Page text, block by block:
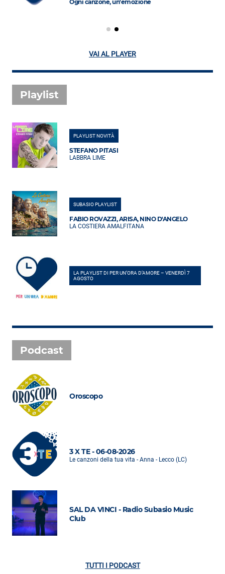
Ogni canzone, un'emozione
VAI AL PLAYER
Playlist
PLAYLIST NOVITÀ
STEFANO PITASI
LABBRA LIME
SUBASIO PLAYLIST
FABIO ROVAZZI, ARISA, NINO D'ANGELO
LA COSTIERA AMALFITANA
LA PLAYLIST DI PER UN’ORA D’AMORE – VENERDÌ 7
AGOSTO
Podcast
Oroscopo
3 X TE - 06-08-2026
Le canzoni della tua vita - Anna - Lecco (LC)
SAL DA VINCI - Radio Subasio Music
Club
TUTTI I PODCAST